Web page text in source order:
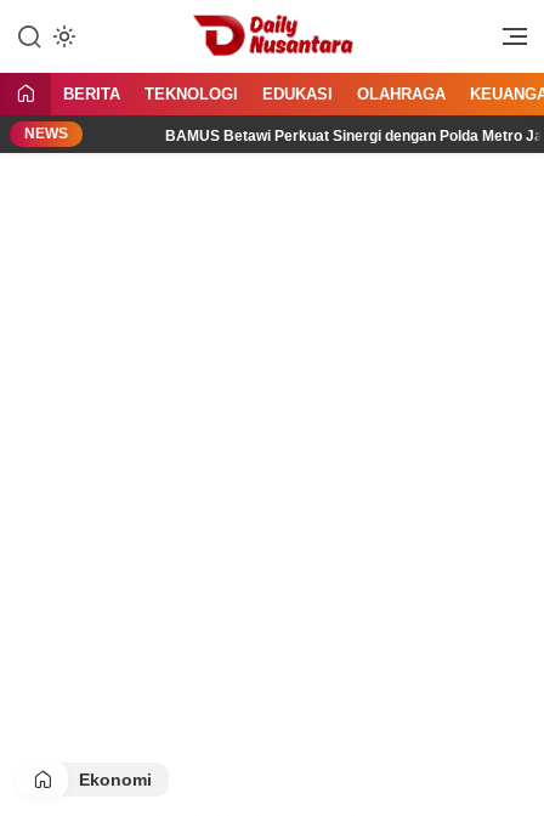
konten
Daily Nusantara
Menyajikan Fakta, Menginspirasi
BERITA TEKNOLOGI EDUKASI OLAHRAGA
NEWS BAMUS Betawi Perkuat Sinergi dengan Polda Metro Jaya,
Ekonomi